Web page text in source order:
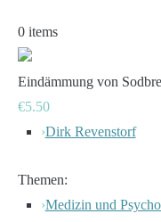
0 items
Eindämmung von
€5.50
›Dirk Revenstorf
Themen:
›Medizin und